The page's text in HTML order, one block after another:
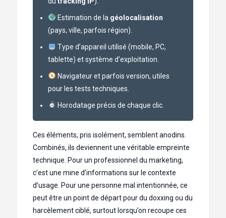
Estimation de la géolocalisation
(pays, ville, parfois région).
Type d’appareil utilisé (mobile, PC,
tablette) et système d’exploitation.
Navigateur et parfois version, utiles
pour les tests techniques.
Horodatage précis de chaque clic.
Ces éléments, pris isolément, semblent anodins.
Combinés, ils deviennent une véritable empreinte
technique. Pour un professionnel du marketing,
c’est une mine d’informations sur le contexte
d’usage. Pour une personne mal intentionnée, ce
peut être un point de départ pour du doxxing ou du
harcèlement ciblé, surtout lorsqu’on recoupe ces